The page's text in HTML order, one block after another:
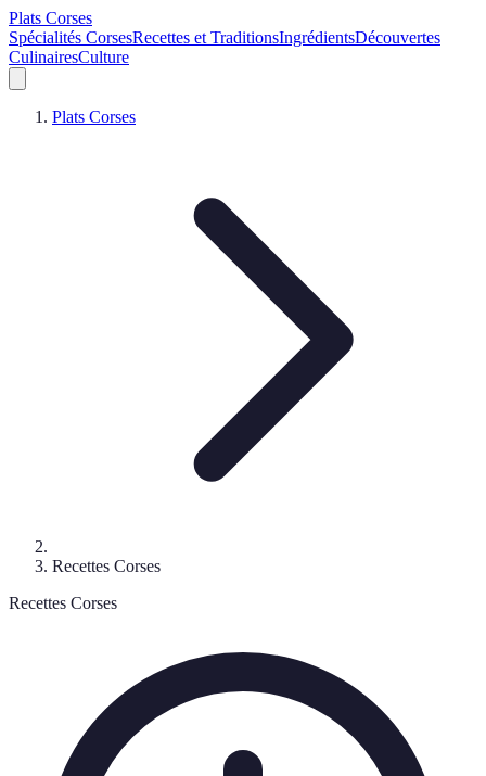
Plats Corses
Spécialités CorsesRecettes et TraditionsIngrédientsDécouvertes
CulinairesCulture
Plats Corses
Recettes Corses
Recettes Corses